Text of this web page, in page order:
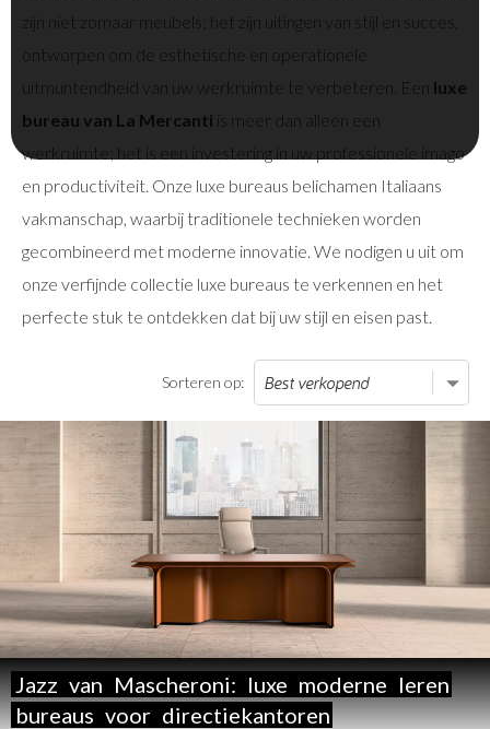
zijn niet zomaar meubels; het zijn uitingen van stijl en succes,
ontworpen om de esthetische en operationele
uitmuntendheid van uw werkruimte te verbeteren. Een luxe
bureau van La Mercanti is meer dan alleen een
werkruimte; het is een investering in uw professionele imago
en productiviteit. Onze luxe bureaus belichamen Italiaans
vakmanschap, waarbij traditionele technieken worden
gecombineerd met moderne innovatie. We nodigen u uit om
onze verfijnde collectie luxe bureaus te verkennen en het
perfecte stuk te ontdekken dat bij uw stijl en eisen past.
Sorteren op:
Jazz van Mascheroni: luxe moderne leren
bureaus voor directiekantoren